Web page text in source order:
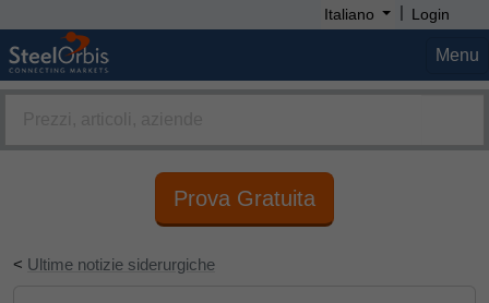
Italiano | Login
Menu
Prova Gratuita
< Ultime notizie siderurgiche